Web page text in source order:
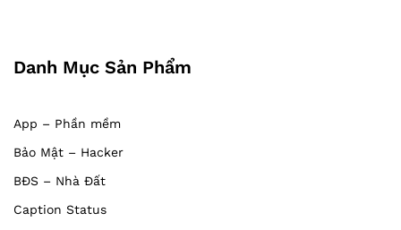
Danh Mục Sản Phẩm
App – Phần mềm
Bảo Mật – Hacker
BĐS – Nhà Đất
Caption Status